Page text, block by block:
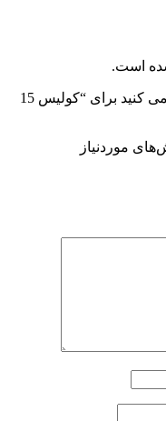
است.
اولین نفری باشید که دیدگاهی را ارسال می کنید برای “کولیس 15
موردنیاز